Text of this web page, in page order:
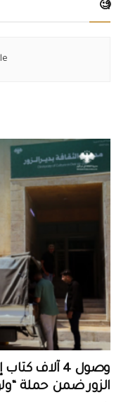
🧐
وصول 4 آلاف
الزور ضمن حملة